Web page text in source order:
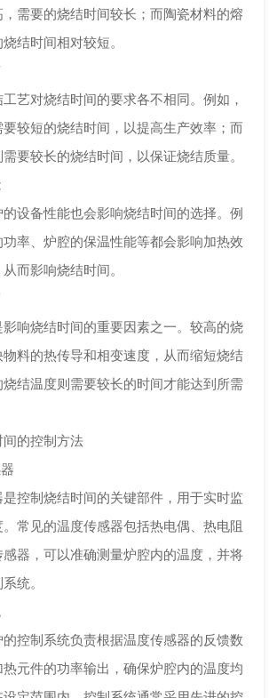
需要的烧结时间较长；而陶瓷材料的熔
结时间相对较短。
艺对烧结时间的要求各不相同。例如，
较短的烧结时间，以提高生产效率；而
要较长的烧结时间，以保证烧结质量。
设备性能也会影响烧结时间的选择。例
率、炉腔的保温性能等都会影响加热效
而影响烧结时间。
响烧结时间的重要因素之一。较高的烧
料的热传导和相变速度，从而缩短烧结
结温度则需要较长的时间才能达到所需
的控制方法
控制烧结时间的关键部件，用于实时监
常见的温度传感器包括热电偶、热电阻
器，可以准确测量炉腔内的温度，并将
统。
控制系统负责根据温度传感器的反馈数
元件的功率输出，确保炉腔内的温度均